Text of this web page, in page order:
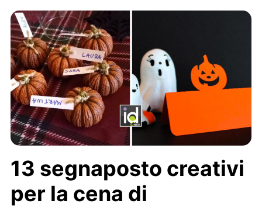
13 segnaposto creativi
per la cena di